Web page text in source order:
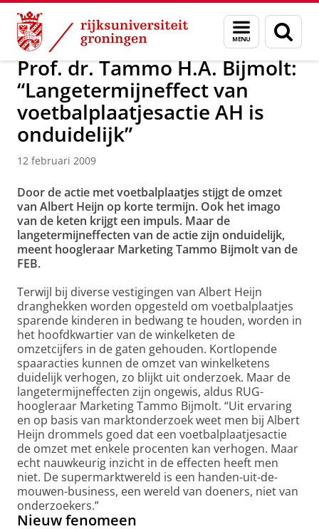
Skip
Content
Skip
Navigation
Menu
en
zoeken
Over ons Actueel Nieuws Nieuwsberichten
Prof. dr. Tammo H.A. Bijmolt:
“Langetermijneffect van
voetbalplaatjesactie AH is
onduidelijk”
12 februari 2009
Door de actie met voetbalplaatjes stijgt de omzet
van Albert Heijn op korte termijn. Ook het imago
van de keten krijgt een impuls. Maar de
langetermijneffecten van de actie zijn onduidelijk,
meent hoogleraar Marketing Tammo Bijmolt van de
FEB.
Terwijl bij diverse vestigingen van Albert Heijn
dranghekken worden opgesteld om voetbalplaatjes
sparende kinderen in bedwang te houden, worden in
het hoofdkwartier van de winkelketen de
omzetcijfers in de gaten gehouden. Kortlopende
spaaracties kunnen de omzet van winkelketens
duidelijk verhogen, zo blijkt uit onderzoek. Maar de
langetermijneffecten zijn ongewis, aldus RUG-
hoogleraar Marketing Tammo Bijmolt. “Uit ervaring
en op basis van marktonderzoek weet men bij Albert
Heijn drommels goed dat een voetbalplaatjesactie
de omzet met enkele procenten kan verhogen. Maar
echt nauwkeurig inzicht in de effecten heeft men
niet. De supermarktwereld is een handen-uit-de-
mouwen-business, een wereld van doeners, niet van
onderzoekers.”
Nieuw fenomeen